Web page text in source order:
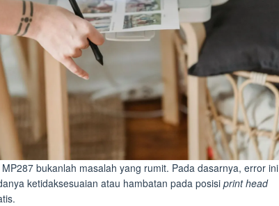
bukanlah masalah yang rumit. Pada dasarnya, error ini
ketidaksesuaian atau hambatan pada posisi print head